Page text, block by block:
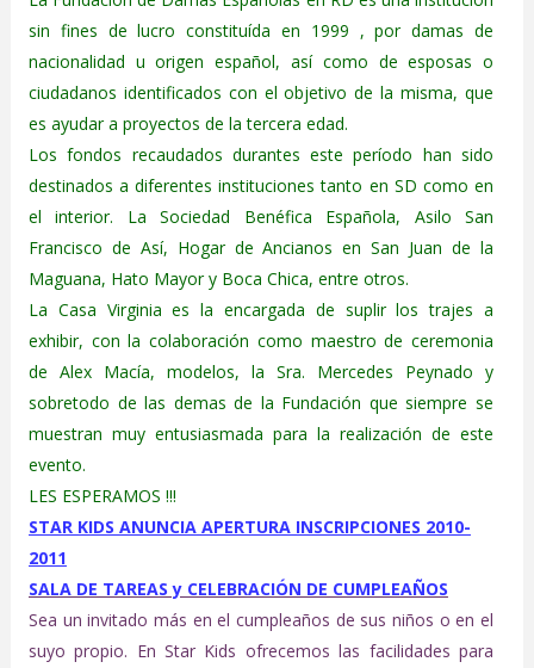
sin fines de lucro constituída en 1999 , por damas de
nacionalidad u origen español, así como de esposas o
ciudadanos identificados con el objetivo de la misma, que
es ayudar a proyectos de la tercera edad.
Los fondos recaudados durantes este período han sido
destinados a diferentes instituciones tanto en SD como en
el interior. La Sociedad Benéfica Española, Asilo San
Francisco de Así, Hogar de Ancianos en San Juan de la
Maguana, Hato Mayor y Boca Chica, entre otros.
La Casa Virginia es la encargada de suplir los trajes a
exhibir, con la colaboración como maestro de ceremonia
de Alex Macía, modelos, la Sra. Mercedes Peynado y
sobretodo de las demas de la Fundación que siempre se
muestran muy entusiasmada para la realización de este
evento.
LES ESPERAMOS !!!
STAR KIDS ANUNCIA APERTURA INSCRIPCIONES 2010-
2011
SALA DE TAREAS y CELEBRACIÓN DE CUMPLEAÑOS
Sea un invitado más en el cumpleaños de sus niños o en el
suyo propio. En Star Kids ofrecemos las facilidades para